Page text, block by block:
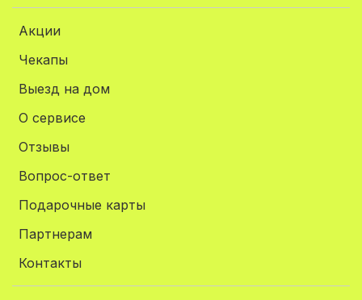
Акции
Чекапы
Выезд на дом
О сервисе
Отзывы
Вопрос-ответ
Подарочные карты
Партнерам
Контакты